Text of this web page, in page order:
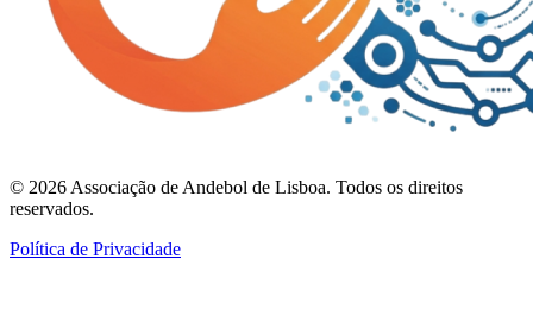
© 2026 Associação de Andebol de Lisboa. Todos os direitos
reservados.
Política de Privacidade